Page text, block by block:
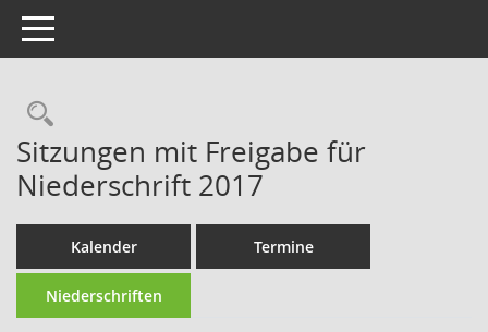
Toggle navigation
Rechercheauswahl
Sitzungen mit Freigabe für
Niederschrift 2017
Kalender Termine
Niederschriften